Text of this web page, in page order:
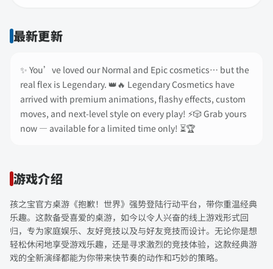
最新更新
✨ You’ve loved our Normal and Epic cosmetics… but the
real flex is Legendary. 👑🔥 Legendary Cosmetics have
arrived with premium animations, flashy effects, custom
moves, and next-level style on every play! ⚡🎲 Grab yours
now — available for a limited time only! ⏳🏆
游戏介绍
孩之宝官方桌游《抱歉！世界》强势登陆行动平台，带你重温经典
乐趣。这款备受喜爱的桌游，如今以令人兴奋的线上游戏形式回
归，专为家庭娱乐、友好竞技以及与好友竞技而设计。无论你是想
轻松休闲地享受游戏乐趣，还是寻求激烈的竞技体验，这款经典游
戏的全新演绎都能为你带来快节奏的动作和巧妙的策略。